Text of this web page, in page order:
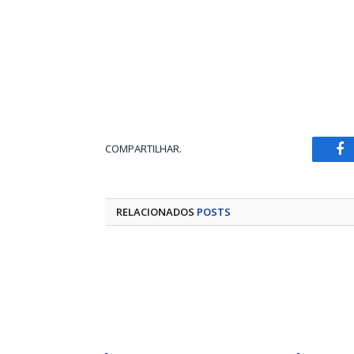
COMPARTILHAR.
RELACIONADOS POSTS